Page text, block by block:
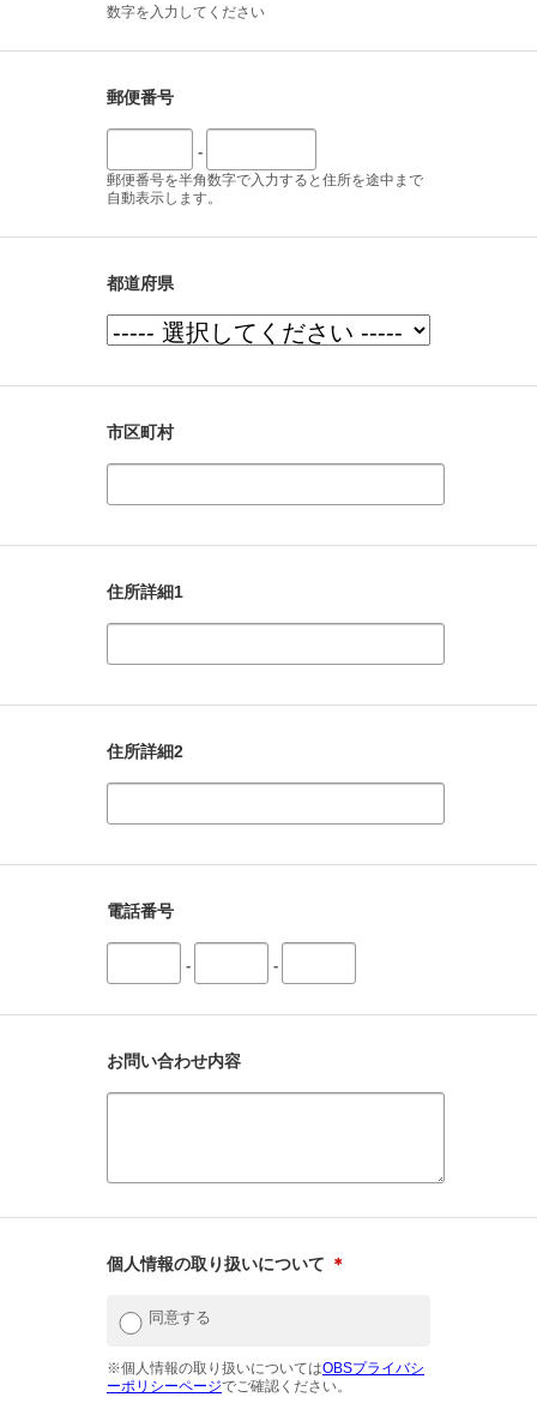
数字を入力してください
郵便番号
-
郵便番号を半角数字で入力すると住所を途中まで
自動表示します。
都道府県
市区町村
住所詳細1
住所詳細2
電話番号
- -
お問い合わせ内容
個人情報の取り扱いについて ＊
同意する
※個人情報の取り扱いについてはOBSプライバシ
ーポリシーページでご確認ください。